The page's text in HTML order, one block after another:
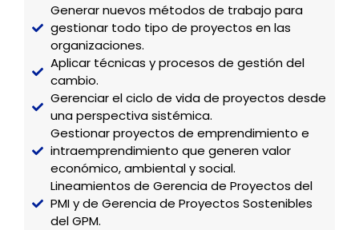
Generar nuevos métodos de trabajo para
gestionar todo tipo de proyectos en las
organizaciones.
Aplicar técnicas y procesos de gestión del
cambio.
Gerenciar el ciclo de vida de proyectos desde
una perspectiva sistémica.
Gestionar proyectos de emprendimiento e
intraemprendimiento que generen valor
económico, ambiental y social.
Lineamientos de Gerencia de Proyectos del
PMI y de Gerencia de Proyectos Sostenibles
del GPM.